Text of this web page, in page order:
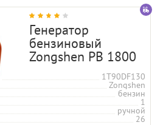
Генератор
бензиновый
Zongshen PB 1800
1T90DF130
Zongshen
бензин
1
ручной
26